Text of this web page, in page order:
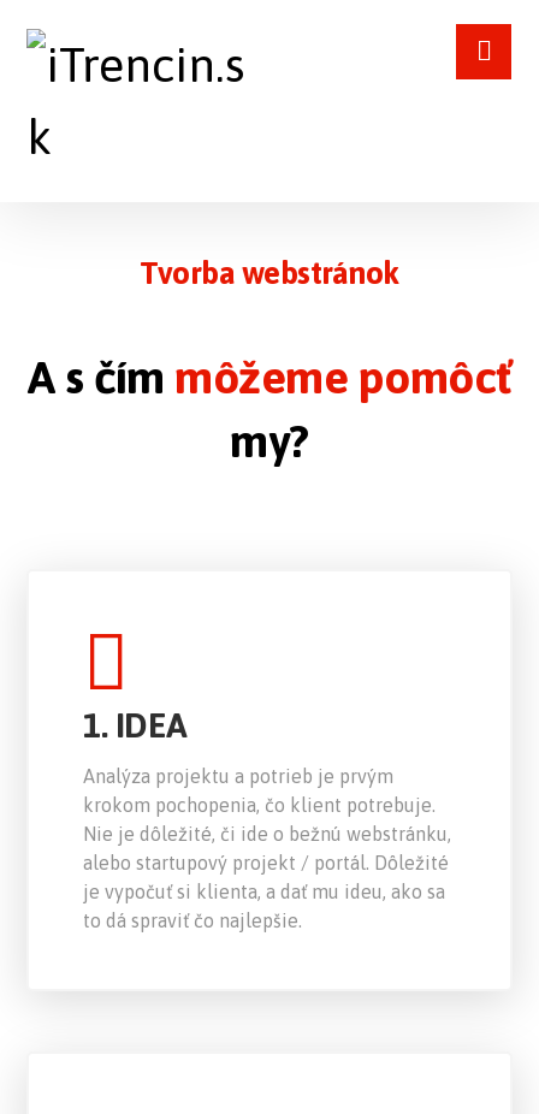
Tvorba webstránok
A s čím môžeme pomôcť
my?
1. IDEA
Analýza projektu a potrieb je prvým
krokom pochopenia, čo klient potrebuje.
Nie je dôležité, či ide o bežnú webstránku,
alebo startupový projekt / portál. Dôležité
je vypočuť si klienta, a dať mu ideu, ako sa
to dá spraviť čo najlepšie.